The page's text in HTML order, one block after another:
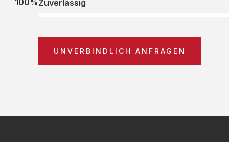
Zuverlässig
UNVERBINDLICH ANFRAGEN